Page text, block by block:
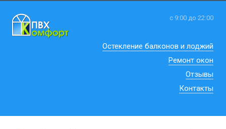
с 9:00 до 22:00
Остекление балконов и лоджий
Ремонт окон
Отзывы
Контакты